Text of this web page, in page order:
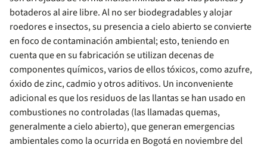
botaderos al aire libre. Al no ser biodegradables y alojar
roedores e insectos, su presencia a cielo abierto se convierte
en foco de contaminación ambiental; esto, teniendo en
cuenta que en su fabricación se utilizan decenas de
componentes químicos, varios de ellos tóxicos, como azufre,
óxido de zinc, cadmio y otros aditivos. Un inconveniente
adicional es que los residuos de las llantas se han usado en
combustiones no controladas (las llamadas quemas,
generalmente a cielo abierto), que generan emergencias
ambientales como la ocurrida en Bogotá en noviembre del